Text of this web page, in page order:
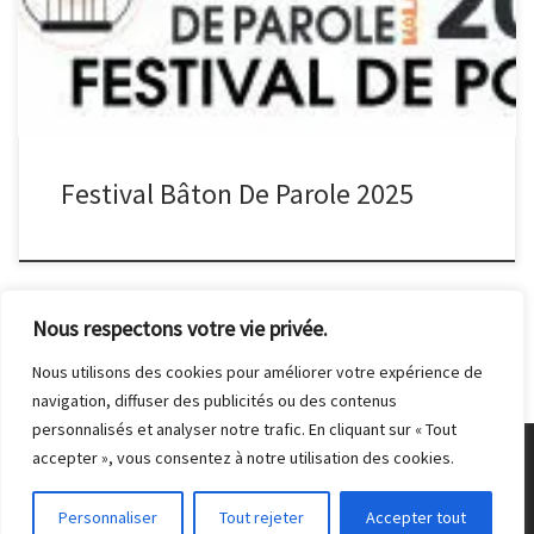
Nous respectons votre vie privée.
Nous utilisons des cookies pour améliorer votre expérience de
navigation, diffuser des publicités ou des contenus
personnalisés et analyser notre trafic. En cliquant sur « Tout
accepter », vous consentez à notre utilisation des cookies.
Personnaliser Tout rejeter Accepter tout
Maison de la Vie Associative 26 rue Victor Hugo à Malakoff
Festival Bâton De Parole 2025
© 2026Club Photo de Malakoff– Tous droits réservés